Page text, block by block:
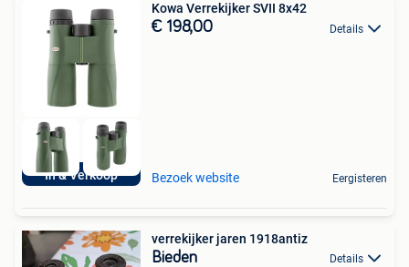
In & Verkoop
Kowa Verrekijker SVII 8x42
€ 198,00 Details
Bezoek website Eergisteren
verrekijker jaren 1918antiz
Bieden Details